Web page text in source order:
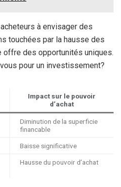
à envisager des
touchées par la hausse des
offre des opportunités uniques.
pour un investissement?
Impact sur le pouvoir
d’achat
Diminution de la superficie
financable
Baisse significative
Hausse du pouvoir d’achat